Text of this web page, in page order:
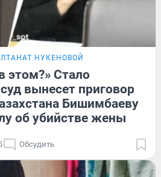
НУКЕНОВОЙ
этом?» Стало
вынесет приговор
Бишимбаеву
об убийстве жены
Обсудить